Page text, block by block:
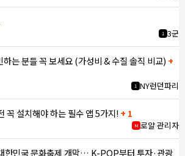
1 3군
는 분들 꼭 보세요 (가성비 & 수질 솔직 비교) +
1 NY런던파리
꼭 설치해야 하는 필수 앱 5가지! + 1
M 로얄 관리자
한민국 문화축제 개막… K-POP부터 투자·관광